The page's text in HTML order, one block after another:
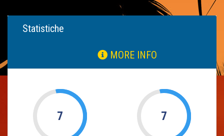
Statistiche
MORE INFO
7 7